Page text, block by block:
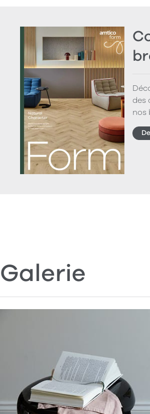
des
nos
Galerie